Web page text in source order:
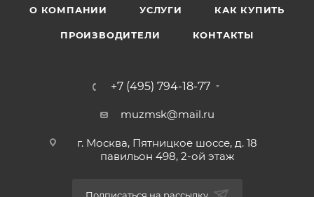
О КОМПАНИИ УСЛУГИ КАК КУПИТЬ
ПРОИЗВОДИТЕЛИ КОНТАКТЫ
+7 (495) 794-18-77
muzmsk@mail.ru
г. Москва, Пятницкое шоссе, д. 18
павильон 498, 2-ой этаж